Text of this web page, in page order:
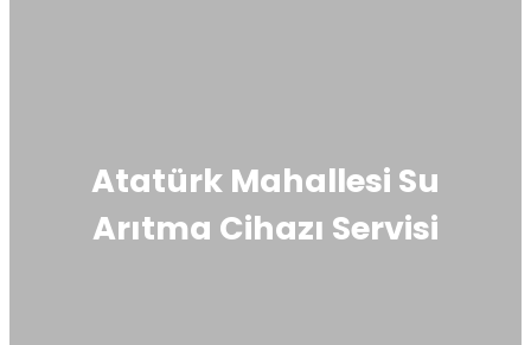
Atatürk Mahallesi Su
Arıtma Cihazı Servisi